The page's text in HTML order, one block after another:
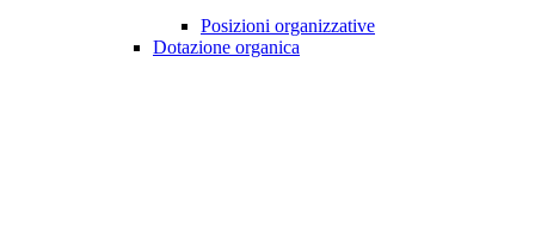
Posizioni organizzative
Dotazione organica